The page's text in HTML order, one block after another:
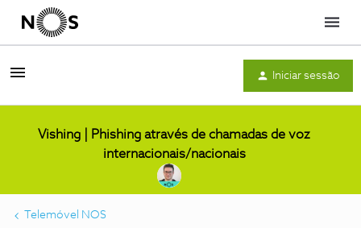
Menu
Iniciar sessão
Vishing | Phishing através de chamadas de voz
internacionais/nacionais
Telemóvel NOS